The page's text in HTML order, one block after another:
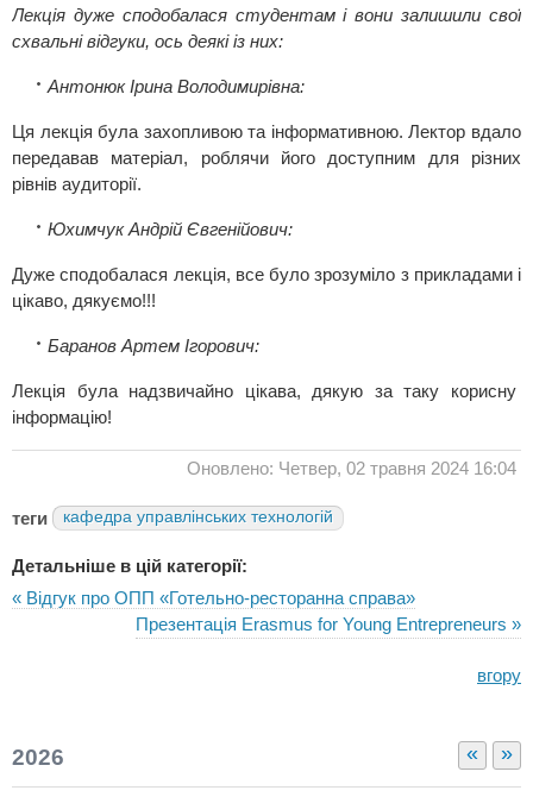
Лекція дуже сподобалася студентам і вони залишили свої
схвальні відгуки, ось деякі із них:
Антонюк Ірина Володимирівна:
Ця лекція була захопливою та інформативною. Лектор вдало
передавав матеріал, роблячи його доступним для різних
рівнів аудиторії.
Юхимчук Андрій Євгенійович:
Дуже сподобалася лекція, все було зрозуміло з прикладами і
цікаво, дякуємо!!!
Баранов Артем Ігорович:
Лекція була надзвичайно цікава, дякую за таку корисну
інформацію!
Оновлено: Четвер, 02 травня 2024 16:04
теги кафедра управлінських технологій
Детальніше в цій категорії:
« Відгук про ОПП «Готельно-ресторанна справа»
Презентація Erasmus for Young Entrepreneurs »
вгору
« »
2026